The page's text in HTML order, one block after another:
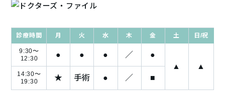
診療時間 月 火 水 木 金 土 日/祝
9:30～
12:30
● ● ● ／
●
▲
▲
14:30～
19:30
★ 手術 ● ／ ■